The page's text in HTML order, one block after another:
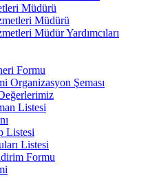
Müdürü
Müdürü
Müdür Yardımcıları
Formu
Organizasyon Şeması
Listesi
Listesi
Listesi
Formu